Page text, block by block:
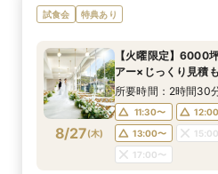
8/25(火)
＼初見学おすすめ★
園ツアー＊特典あり♪
11:30〜
13:00〜
17:00〜
フェアを
8/25(火)
アットホームウェ
討の方/少人数会食プ
ケット付
所要時間：2時間30
14:00〜
17:00〜
フェアを
試食会 特典あり
8/27(木)
【火曜限定】6000
アー×じっくり見積
所要時間：2時間30
11:30〜
13:00〜
17:00〜